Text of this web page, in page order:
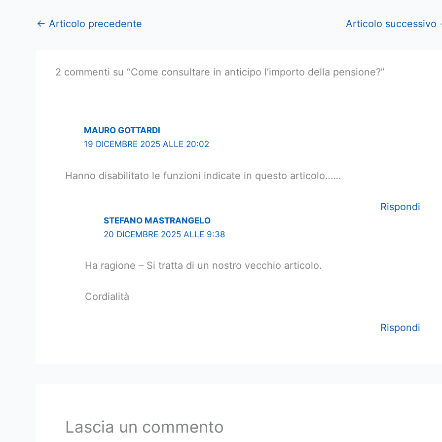
← Articolo precedente Articolo successivo
2 commenti su “Come consultare in anticipo l’importo della pensione?”
MAURO GOTTARDI
19 DICEMBRE 2025 ALLE 20:02
Hanno disabilitato le funzioni indicate in questo articolo……
Rispondi
STEFANO MASTRANGELO
20 DICEMBRE 2025 ALLE 9:38
Ha ragione – Si tratta di un nostro vecchio articolo.
Cordialità
Rispondi
Lascia un commento